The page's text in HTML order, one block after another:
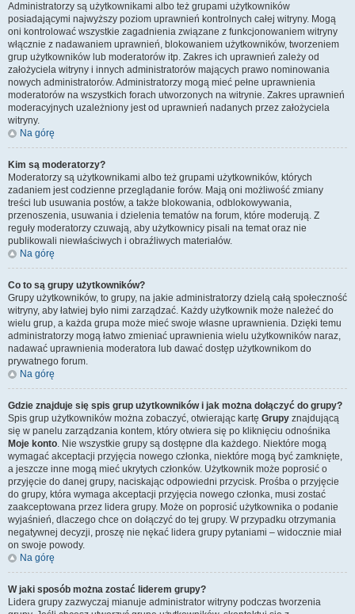
Administratorzy są użytkownikami albo też grupami użytkowników
posiadającymi najwyższy poziom uprawnień kontrolnych całej witryny. Mogą
oni kontrolować wszystkie zagadnienia związane z funkcjonowaniem witryny
włącznie z nadawaniem uprawnień, blokowaniem użytkowników, tworzeniem
grup użytkowników lub moderatorów itp. Zakres ich uprawnień zależy od
założyciela witryny i innych administratorów mających prawo nominowania
nowych administratorów. Administratorzy mogą mieć pełne uprawnienia
moderatorów na wszystkich forach utworzonych na witrynie. Zakres uprawnień
moderacyjnych uzależniony jest od uprawnień nadanych przez założyciela
witryny.
Na górę
Kim są moderatorzy?
Moderatorzy są użytkownikami albo też grupami użytkowników, których
zadaniem jest codzienne przeglądanie forów. Mają oni możliwość zmiany
treści lub usuwania postów, a także blokowania, odblokowywania,
przenoszenia, usuwania i dzielenia tematów na forum, które moderują. Z
reguły moderatorzy czuwają, aby użytkownicy pisali na temat oraz nie
publikowali niewłaściwych i obraźliwych materiałów.
Na górę
Co to są grupy użytkowników?
Grupy użytkowników, to grupy, na jakie administratorzy dzielą całą społeczność
witryny, aby łatwiej było nimi zarządzać. Każdy użytkownik może należeć do
wielu grup, a każda grupa może mieć swoje własne uprawnienia. Dzięki temu
administratorzy mogą łatwo zmieniać uprawnienia wielu użytkowników naraz,
nadawać uprawnienia moderatora lub dawać dostęp użytkownikom do
prywatnego forum.
Na górę
Gdzie znajduje się spis grup użytkowników i jak można dołączyć do grupy?
Spis grup użytkowników można zobaczyć, otwierając kartę Grupy znajdującą
się w panelu zarządzania kontem, który otwiera się po kliknięciu odnośnika
Moje konto. Nie wszystkie grupy są dostępne dla każdego. Niektóre mogą
wymagać akceptacji przyjęcia nowego członka, niektóre mogą być zamknięte,
a jeszcze inne mogą mieć ukrytych członków. Użytkownik może poprosić o
przyjęcie do danej grupy, naciskając odpowiedni przycisk. Prośba o przyjęcie
do grupy, która wymaga akceptacji przyjęcia nowego członka, musi zostać
zaakceptowana przez lidera grupy. Może on poprosić użytkownika o podanie
wyjaśnień, dlaczego chce on dołączyć do tej grupy. W przypadku otrzymania
negatywnej decyzji, proszę nie nękać lidera grupy pytaniami – widocznie miał
on swoje powody.
Na górę
W jaki sposób można zostać liderem grupy?
Lidera grupy zazwyczaj mianuje administrator witryny podczas tworzenia